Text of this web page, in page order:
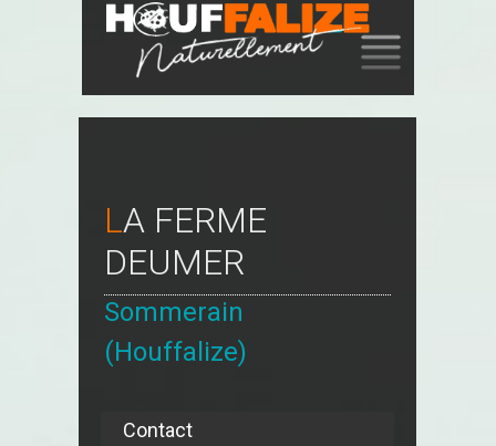
LA FERME
DEUMER
Sommerain
(Houffalize)
Contact